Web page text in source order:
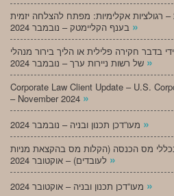
– רגולציות אקלימיות: מפתח להצלחה יזמית
»
בדבר חקירה פלילית או הליך בירור מנהלי
»
Corporate Law Client Update – U.S.
– November 2024 »
»
בכללי מס הכנסה (הקלות מס בהקצאת מניות
»
»